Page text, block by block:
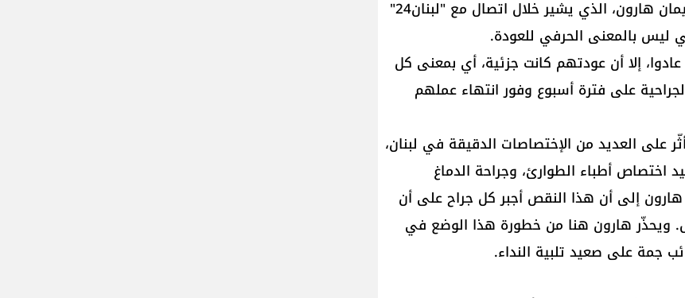
هذا الأمر يؤكّده نقيب المستشفيات الخاصة في لبنان سليمان هارون، الذي يشير خلال اتصال مع "لبنان24"
ليس بالمعنى الحرفي للعودة.
إلا أن عودتهم كانت جزئية، أي بمعنى كل
على فترة أسبوع وفور انتهاء عملهم
على العديد من الإختصاصات الدقيقة في لبنان،
اختصاص أطباء الطوارئ، وجراحة الدماغ
هارون إلى أن هذا النقص أجبر كل جراح على أن
ويحذّر هارون هنا من خطورة هذا الوضع في
جمة على صعيد تلبية النداء.